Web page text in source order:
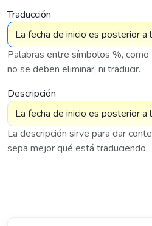
Traducción
Palabras entre símbolos %, como
no se deben eliminar, ni traducir.
Descripción
La descripción sirve para dar
sepa mejor qué está traduciendo.